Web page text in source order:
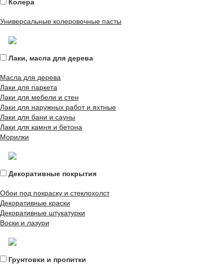
Колера
Универсальные колеровочные пасты
Лаки, масла для дерева
Масла для дерева
Лаки для паркета
Лаки для мебели и стен
Лаки для наружных работ и яхтные
Лаки для бани и сауны
Лаки для камня и бетона
Морилки
Декоративные покрытия
Обои под покраску и стеклохолст
Декоративные краски
Декоративные штукатурки
Воски и лазури
Грунтовки и пропитки